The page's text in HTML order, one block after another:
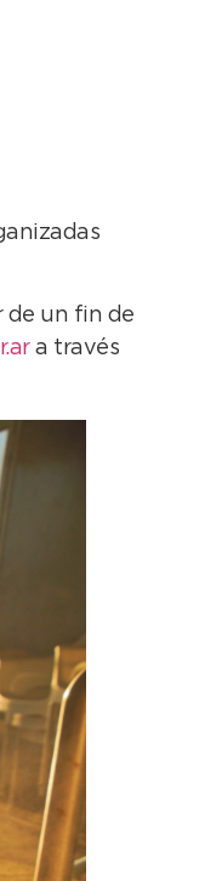
de un fin de
a través